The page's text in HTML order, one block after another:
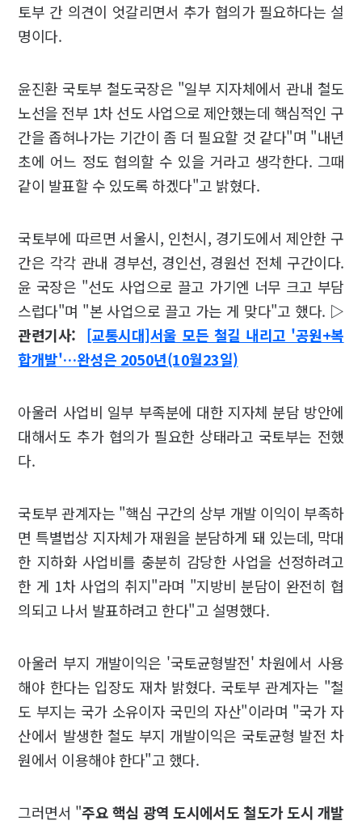
토부 간 의견이 엇갈리면서 추가 협의가 필요하다는 설
명이다.
윤진환 국토부 철도국장은 "일부 지자체에서 관내 철도
노선을 전부 1차 선도 사업으로 제안했는데 핵심적인 구
간을 좁혀나가는 기간이 좀 더 필요할 것 같다"며 "내년
초에 어느 정도 협의할 수 있을 거라고 생각한다. 그때
같이 발표할 수 있도록 하겠다"고 밝혔다.
국토부에 따르면 서울시, 인천시, 경기도에서 제안한 구
간은 각각 관내 경부선, 경인선, 경원선 전체 구간이다.
윤 국장은 "선도 사업으로 끌고 가기엔 너무 크고 부담
스럽다"며 "본 사업으로 끌고 가는 게 맞다"고 했다. ▷
관련기사: [교통시대]서울 모든 철길 내리고 '공원+복
합개발'…완성은 2050년(10월23일)
아울러 사업비 일부 부족분에 대한 지자체 분담 방안에
대해서도 추가 협의가 필요한 상태라고 국토부는 전했
다.
국토부 관계자는 "핵심 구간의 상부 개발 이익이 부족하
면 특별법상 지자체가 재원을 분담하게 돼 있는데, 막대
한 지하화 사업비를 충분히 감당한 사업을 선정하려고
한 게 1차 사업의 취지"라며 "지방비 분담이 완전히 협
의되고 나서 발표하려고 한다"고 설명했다.
아울러 부지 개발이익은 '국토균형발전' 차원에서 사용
해야 한다는 입장도 재차 밝혔다. 국토부 관계자는 "철
도 부지는 국가 소유이자 국민의 자산"이라며 "국가 자
산에서 발생한 철도 부지 개발이익은 국토균형 발전 차
원에서 이용해야 한다"고 했다.
그러면서 "주요 핵심 광역 도시에서도 철도가 도시 개발